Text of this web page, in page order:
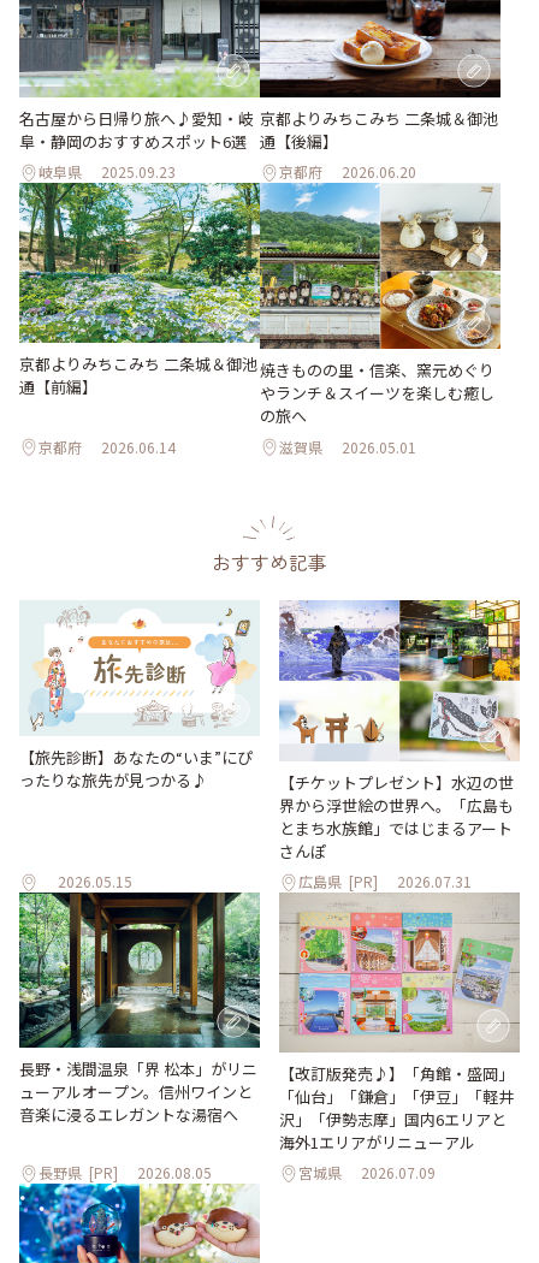
名古屋から日帰り旅へ♪愛知・岐
阜・静岡のおすすめスポット6選
岐阜県 2025.09.23
京都よりみちこみち 二条城＆御池
通【後編】
京都府 2026.06.20
京都よりみちこみち 二条城＆御池
通【前編】
京都府 2026.06.14
焼きものの里・信楽、窯元めぐり
やランチ＆スイーツを楽しむ癒し
の旅へ
滋賀県 2026.05.01
おすすめ記事
【旅先診断】あなたの“いま”にぴ
ったりな旅先が見つかる♪
2026.05.15
【チケットプレゼント】水辺の世
界から浮世絵の世界へ。「広島も
とまち水族館」ではじまるアート
さんぽ
広島県 [PR] 2026.07.31
長野・浅間温泉「界 松本」がリニ
ューアルオープン。信州ワインと
音楽に浸るエレガントな湯宿へ
長野県 [PR] 2026.08.05
【改訂版発売♪】「角館・盛岡」
「仙台」「鎌倉」「伊豆」「軽井
沢」「伊勢志摩」国内6エリアと
海外1エリアがリニューアル
宮城県 2026.07.09